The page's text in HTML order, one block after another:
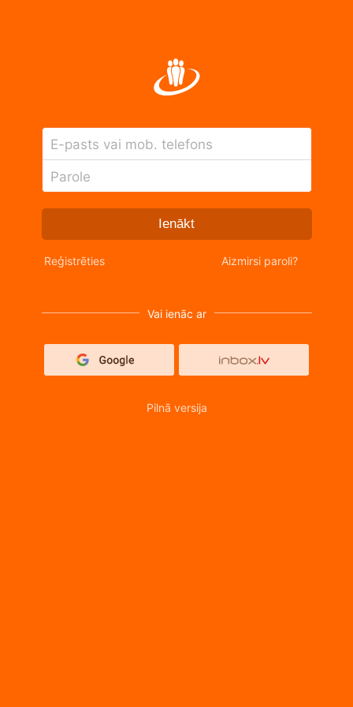
E-pasts vai mob. telefons
Parole
Ienākt
Reģistrēties Aizmirsi paroli?
Vai ienāc ar
Pilnā versija